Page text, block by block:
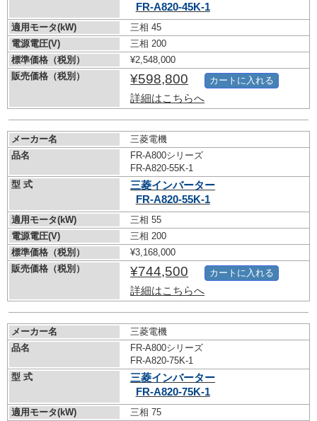
FR-A820-45K-1
適用モータ(kW)
三相 45
電源電圧(V)
三相 200
標準価格（税別）
¥2,548,000
販売価格（税別）
¥598,800
詳細はこちらへ
カートに入れる
メーカー名
三菱電機
品名
FR-A800シリーズ
FR-A820-55K-1
型 式
三菱インバーター
FR-A820-55K-1
適用モータ(kW)
三相 55
電源電圧(V)
三相 200
標準価格（税別）
¥3,168,000
販売価格（税別）
¥744,500
詳細はこちらへ
カートに入れる
メーカー名
三菱電機
品名
FR-A800シリーズ
FR-A820-75K-1
型 式
三菱インバーター
FR-A820-75K-1
適用モータ(kW)
三相 75